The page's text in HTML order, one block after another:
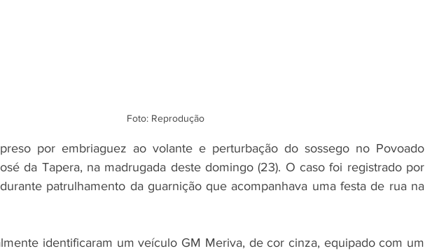
Foto: Reprodução
por embriaguez ao volante e perturbação do sossego no Povoado
da Tapera, na madrugada deste domingo (23). O caso foi registrado por
patrulhamento da guarnição que acompanhava uma festa de rua na
identificaram um veículo GM Meriva, de cor cinza, equipado com um